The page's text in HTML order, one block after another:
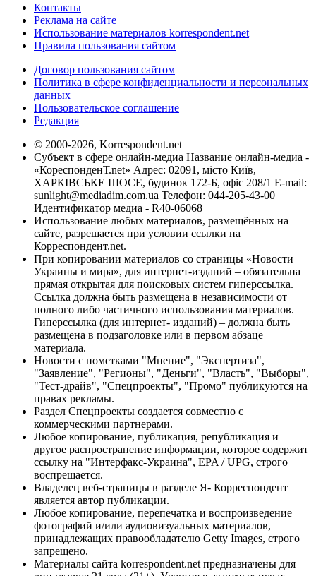
Контакты
Реклама на сайте
Использование материалов korrespondent.net
Правила пользования сайтом
Договор пользования сайтом
Политика в сфере конфиденциальности и персональных
данных
Пользовательское соглашение
Редакция
© 2000-2026, Korrespondent.net
Субъект в сфере онлайн-медиа Название онлайн-медиа -
«КореспонденТ.net» Адрес: 02091, місто Київ,
ХАРКІВСЬКЕ ШОСЕ, будинок 172-Б, офіс 208/1 E-mail:
sunlight@mediadim.com.ua Телефон: 044-205-43-00
Идентификатор медиа - R40-06068
Использование любых материалов, размещённых на
сайте, разрешается при условии ссылки на
Корреспондент.net.
При копировании материалов со страницы «Новости
Украины и мира», для интернет-изданий – обязательна
прямая открытая для поисковых систем гиперссылка.
Ссылка должна быть размещена в независимости от
полного либо частичного использования материалов.
Гиперссылка (для интернет- изданий) – должна быть
размещена в подзаголовке или в первом абзаце
материала.
Новости с пометками "Мнение", "Экспертиза",
"Заявление", "Регионы", "Деньги", "Власть", "Выборы",
"Тест-драйв", "Спецпроекты", "Промо" публикуются на
правах рекламы.
Раздел Спецпроекты создается совместно с
коммерческими партнерами.
Любое копирование, публикация, републикация и
другое распространение информации, которое содержит
ссылку на "Интерфакс-Украина", EPA / UPG, строго
воспрещается.
Владелец веб-страницы в разделе Я- Корреспондент
является автор публикации.
Любое копирование, перепечатка и воспроизведение
фотографий и/или аудиовизуальных материалов,
принадлежащих правообладателю Getty Images, строго
запрещено.
Материалы сайта korrespondent.net предназначены для